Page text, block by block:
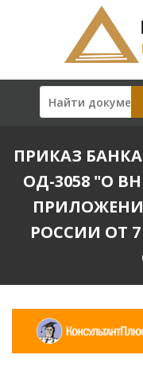
ПРИКАЗ БАНКА
ОД-3058 "О
РОССИИ ОТ 7